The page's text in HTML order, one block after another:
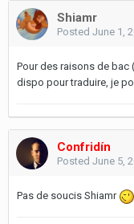
Shiamr
Posted June 1,
Pour des raisons de bac
dispo pour traduire, je
Confridín
Posted June 5,
Pas de soucis Shiamr